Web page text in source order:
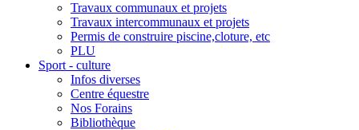
Travaux communaux et projets
Travaux intercommunaux et projets
Permis de construire piscine,cloture, etc
PLU
Sport - culture
Infos diverses
Centre équestre
Nos Forains
Bibliothèque